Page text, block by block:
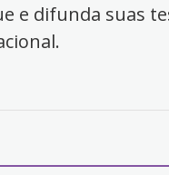
e difunda suas